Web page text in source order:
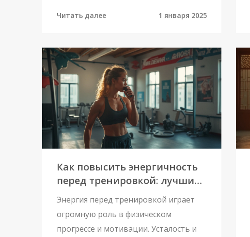
древнего Китая до современных
оставил свой след в истории. В статье
обсуждаются различные критерии, по
которым определяется величие
бойца, а также некоторые из самых
известных бойцов всех времен. Мы
также представим интересные
исторические факты и личные
достижениями.
Читать далее 1 января 2025
Как повысить энергичность
перед тренировкой: лучшие
методы 2024 года
Энергия перед тренировкой играет
огромную роль в физическом
прогрессе и мотивации. Усталость и